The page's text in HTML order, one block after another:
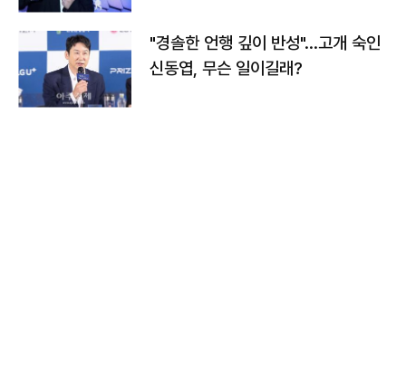
"경솔한 언행 깊이 반성"…고개 숙인
신동엽, 무슨 일이길래?